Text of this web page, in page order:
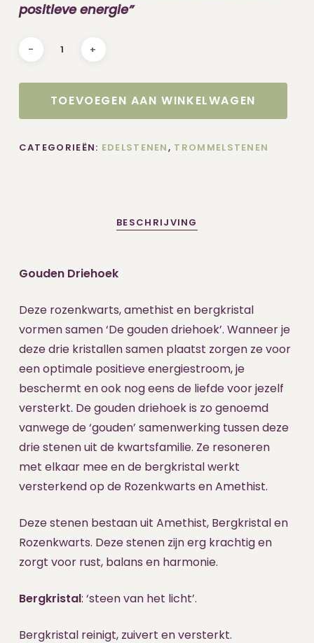
positieve energie”
TOEVOEGEN AAN WINKELWAGEN
CATEGORIEËN: EDELSTENEN, TROMMELSTENEN
BESCHRIJVING
Gouden Driehoek
Deze rozenkwarts, amethist en bergkristal
vormen samen ‘De gouden driehoek’. Wanneer je
deze drie kristallen samen plaatst zorgen ze voor
een optimale positieve energiestroom, je
beschermt en ook nog eens de liefde voor jezelf
versterkt. De gouden driehoek is zo genoemd
vanwege de ‘gouden’ samenwerking tussen deze
drie stenen uit de kwartsfamilie. Ze resoneren
met elkaar mee en de bergkristal werkt
versterkend op de Rozenkwarts en Amethist.
Deze stenen bestaan uit Amethist, Bergkristal en
Rozenkwarts. Deze stenen zijn erg krachtig en
zorgt voor rust, balans en harmonie.
Bergkristal: ‘steen van het licht’.
Bergkristal reinigt, zuivert en versterkt.